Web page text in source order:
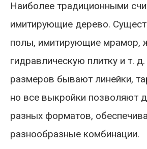
Наиболее традиционными
имитирующие дерево.
полы, имитирующие мрамор,
гидравлическую плитку и т.
размеров бывают линейки,
но все выкройки позволяют
разных форматов,
разнообразные комбинации.